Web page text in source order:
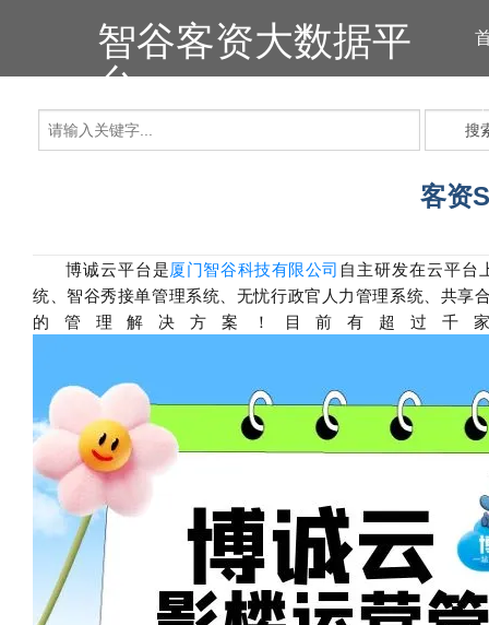
智谷客资大数据平
台
搜
客资
博诚云平台是厦门智谷科技有限公司 自主研发在云平台
统、智谷秀接单管理系统、无忧行政官人力管理系统、共
的管理解决方案！目前有超过千